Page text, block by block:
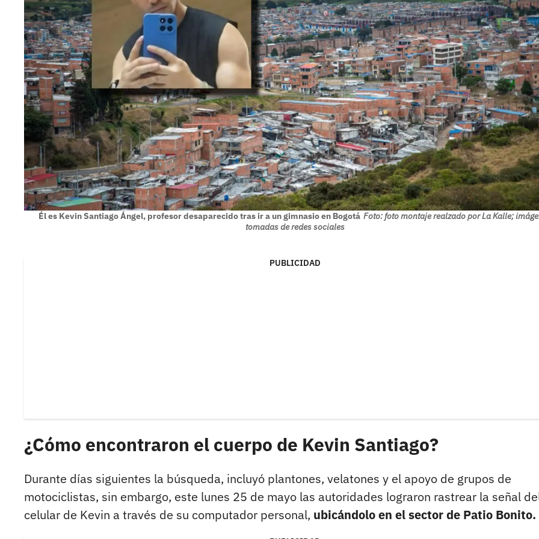
Él es Kevin Santiago Ángel, profesor desaparecido tras ir a un gimnasio en Bogotá Foto: foto montaje realzado por La Kalle;
tomadas de redes sociales
PUBLICIDAD
¿Cómo encontraron el cuerpo de Kevin Santiago?
Durante días siguientes la búsqueda, incluyó plantones, velatones y el apoyo de grupos de
motociclistas, sin embargo, este lunes 25 de mayo las autoridades lograron rastrear la señal
celular de Kevin a través de su computador personal, ubicándolo en el sector de Patio Bonito.